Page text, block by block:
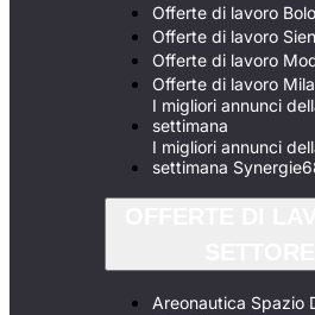
Offerte di lavoro
Offerte di lavoro
Offerte di lavoro
Offerte di lavoro
I migliori annunci
settimana
I migliori annunci
settimana
Areonautica Spazio